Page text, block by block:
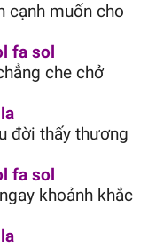
cạnh muốn cho
fa sol
che chở
đời thấy thương
fa sol
khoảnh khắc